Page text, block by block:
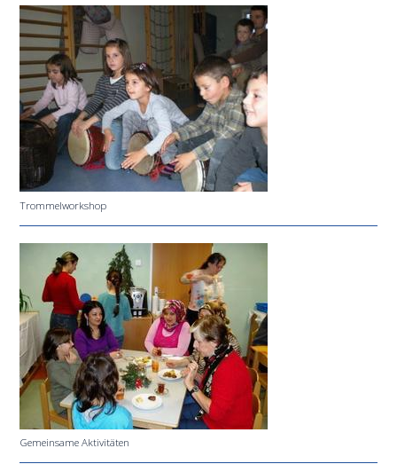
Trommelworkshop
Gemeinsame Aktivitäten